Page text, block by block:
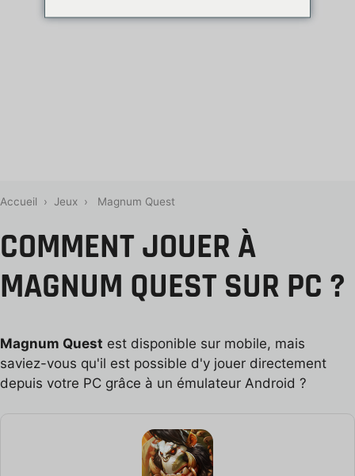
Accueil › Jeux › Magnum Quest
COMMENT JOUER À
MAGNUM QUEST SUR PC ?
Magnum Quest est disponible sur mobile, mais
saviez-vous qu'il est possible d'y jouer directement
depuis votre PC grâce à un émulateur Android ?